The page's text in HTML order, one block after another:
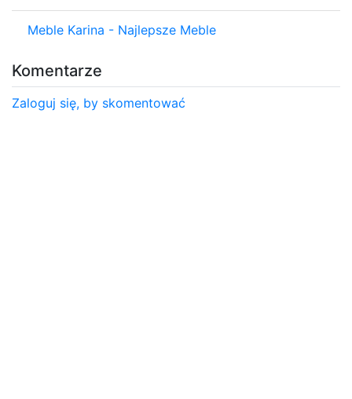
Meble Karina - Najlepsze Meble
Komentarze
Zaloguj się, by skomentować